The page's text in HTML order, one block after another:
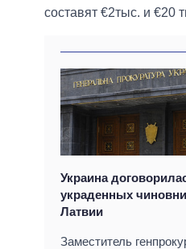
составят €2тыс. и €20
Украина
украденных
Латвии
Заместитель